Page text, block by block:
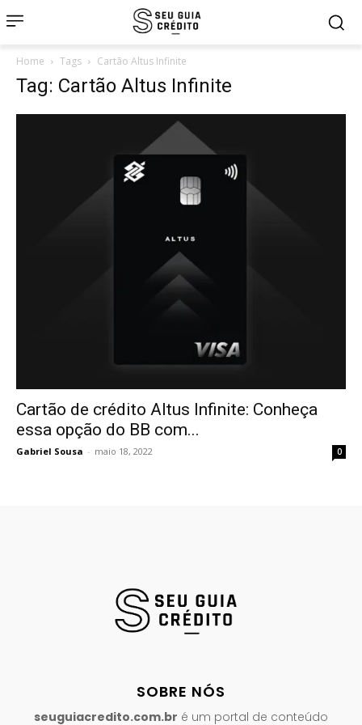
Home Tags Cartão Altus Infinite
Tag: Cartão Altus Infinite
Cartão de crédito Altus Infinite: Conheça
essa opção do BB com...
Gabriel Sousa - maio 18, 2022 0
SOBRE NÓS
seuguiacredito.com.br é um portal de conteúdo